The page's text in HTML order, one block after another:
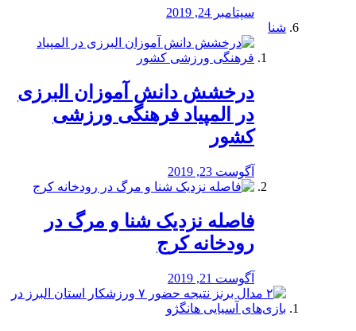
سپتامبر 24, 2019
شنا
درخشش دانش آموزان البرزی
در المپیاد فرهنگی ورزشی
کشور
آگوست 23, 2019
️فاصله نزدیک شنا و مرگ در
رودخانه کرج
آگوست 21, 2019